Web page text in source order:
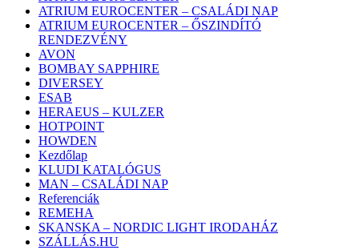
ATRIUM EUROCENTER – CSALÁDI NAP
ATRIUM EUROCENTER – ŐSZINDÍTÓ
RENDEZVÉNY
AVON
BOMBAY SAPPHIRE
DIVERSEY
ESAB
HERAEUS – KULZER
HOTPOINT
HOWDEN
Kezdőlap
KLUDI KATALÓGUS
MAN – CSALÁDI NAP
Referenciák
REMEHA
SKANSKA – NORDIC LIGHT IRODAHÁZ
SZÁLLÁS.HU